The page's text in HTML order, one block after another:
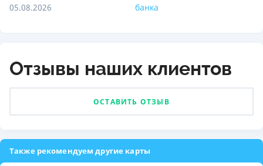
05.08.2026
банка
Отзывы наших клиентов
ОСТАВИТЬ ОТЗЫВ
Также рекомендуем другие карты